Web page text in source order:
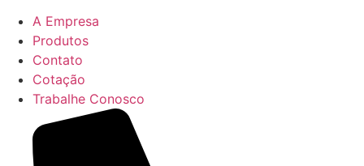
A Empresa
Produtos
Contato
Cotação
Trabalhe Conosco